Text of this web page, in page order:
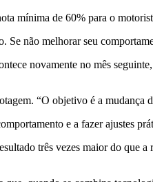
mínima de 60% para o
não melhorar seu
novamente no mês
“O objetivo é a mudança
e a fazer ajustes
três vezes maior do